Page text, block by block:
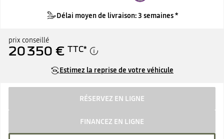
Délai moyen de livraison: 3 semaines *
prix conseillé
20 350 € TTC*
Estimez la reprise de votre véhicule
RÉSERVEZ EN LIGNE
FINANCEZ EN LIGNE